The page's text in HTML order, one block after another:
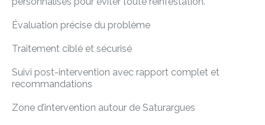
Évaluation précise du problème
Traitement ciblé et sécurisé
Suivi post-intervention avec rapport complet et
recommandations
Zone d’intervention autour de Saturargues